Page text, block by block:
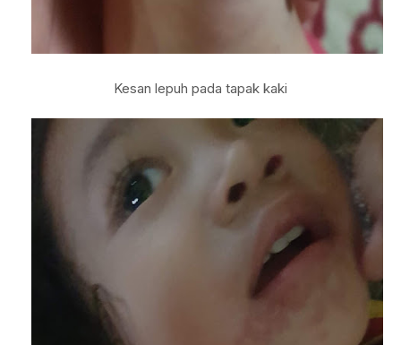
Kesan lepuh pada tapak kaki